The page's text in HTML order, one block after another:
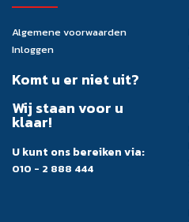
Algemene voorwaarden
Inloggen
Komt u er niet uit?
Wij staan voor u
klaar!
U kunt ons bereiken via:
010 - 2 888 444